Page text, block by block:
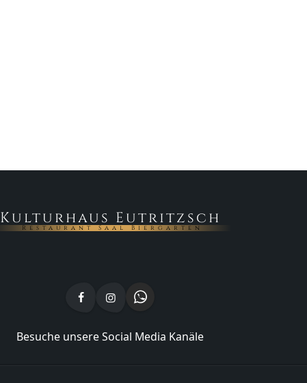
Kulturhaus Eutritzsch
Restaurant Saal Biergarten
Besuche unsere Social Media Kanäle